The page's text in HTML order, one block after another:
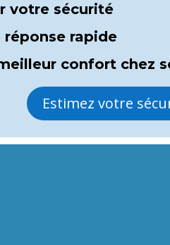
votre sécurité
réponse rapide
confort chez
Estimez votre